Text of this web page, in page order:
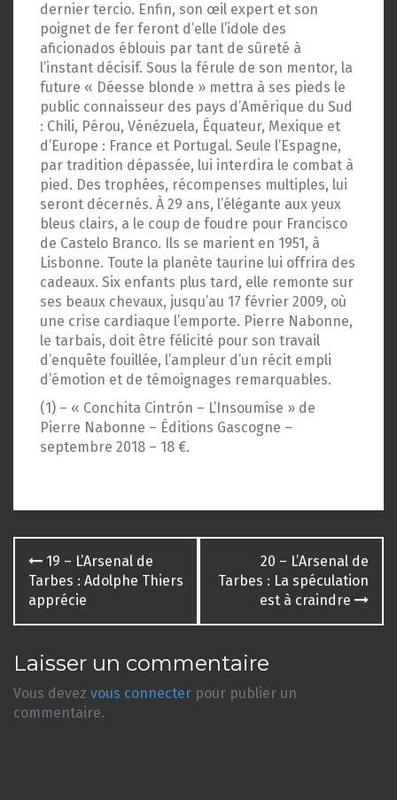
dernier tercio. Enfin, son œil expert et son
poignet de fer feront d’elle l’idole des
aficionados éblouis par tant de sûreté à
l’instant décisif. Sous la férule de son mentor, la
future « Déesse blonde » mettra à ses pieds le
public connaisseur des pays d’Amérique du Sud
: Chili, Pérou, Vénézuela, Équateur, Mexique et
d’Europe : France et Portugal. Seule l’Espagne,
par tradition dépassée, lui interdira le combat à
pied. Des trophées, récompenses multiples, lui
seront décernés. À 29 ans, l’élégante aux yeux
bleus clairs, a le coup de foudre pour Francisco
de Castelo Branco. Ils se marient en 1951, à
Lisbonne. Toute la planète taurine lui offrira des
cadeaux. Six enfants plus tard, elle remonte sur
ses beaux chevaux, jusqu’au 17 février 2009, où
une crise cardiaque l’emporte. Pierre Nabonne,
le tarbais, doit être félicité pour son travail
d’enquête fouillée, l’ampleur d’un récit empli
d’émotion et de témoignages remarquables.
(1) – « Conchita Cintrón – L’Insoumise » de
Pierre Nabonne – Éditions Gascogne –
septembre 2018 – 18 €.
Navigation
des
articles
19 – L’Arsenal de
Tarbes : Adolphe Thiers
apprécie
20 – L’Arsenal de
Tarbes : La spéculation
est à craindre
Laisser un commentaire
Vous devez vous connecter pour publier un
commentaire.